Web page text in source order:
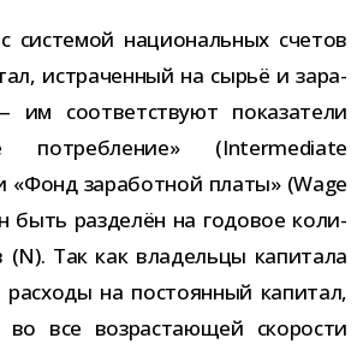
систе­мой наци­о­наль­ных сче­тов
истра­чен­ный на сырьё и зара­
соот­вет­ствуют пока­за­тели
потреб­ле­ние» (Intermediate
«Фонд зара­бот­ной платы» (Wage
быть раз­де­лён на годо­вое коли­
(N). Так как вла­дельцы капи­тала
на посто­ян­ный капи­тал,
все воз­рас­та­ю­щей ско­ро­сти